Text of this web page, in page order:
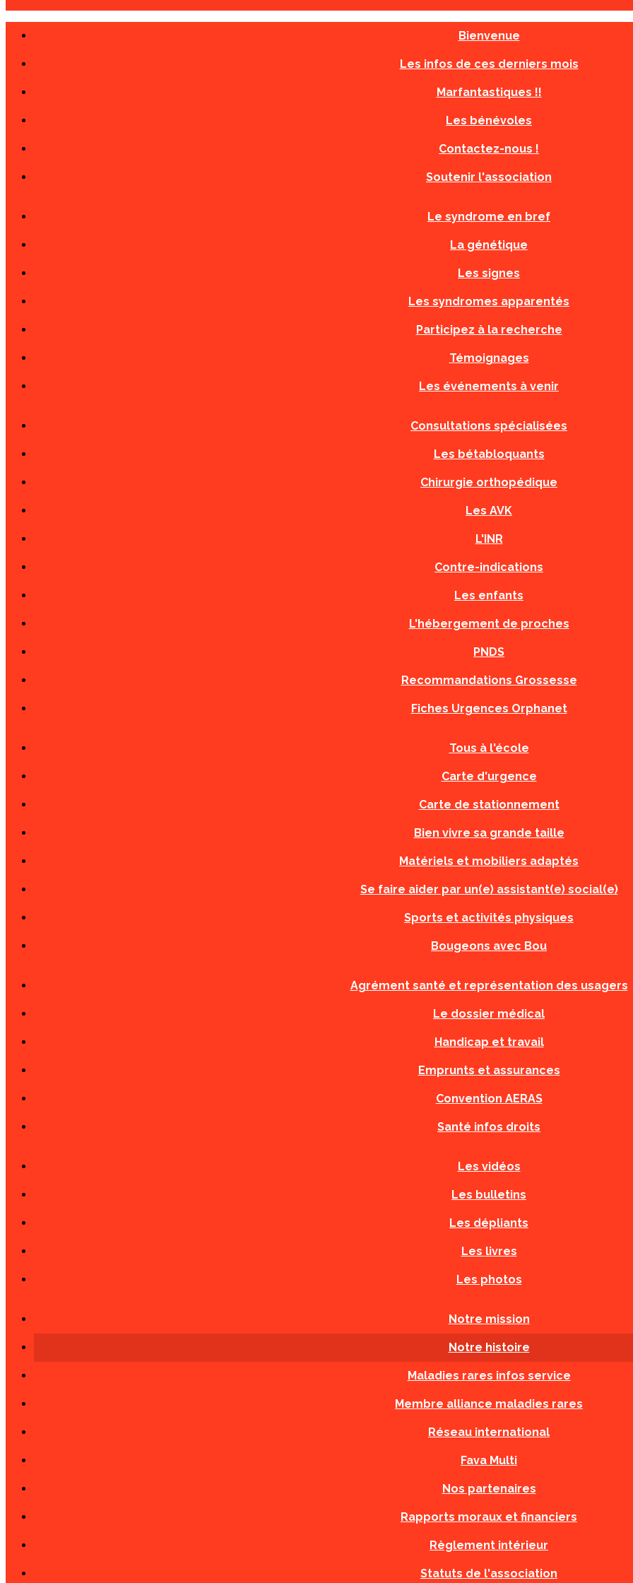
Bienvenue
Les infos de ces derniers mois
Marfantastiques !!
Les bénévoles
Contactez-nous !
Soutenir l'association
Le syndrome en bref
La génétique
Les signes
Les syndromes apparentés
Participez à la recherche
Témoignages
Les événements à venir
Consultations spécialisées
Les bétabloquants
Chirurgie orthopédique
Les AVK
L'INR
Contre-indications
Les enfants
L'hébergement de proches
PNDS
Recommandations Grossesse
Fiches Urgences Orphanet
Tous à l'école
Carte d'urgence
Carte de stationnement
Bien vivre sa grande taille
Matériels et mobiliers adaptés
Se faire aider par un(e) assistant(e) social(e)
Sports et activités physiques
Bougeons avec Bou
Agrément santé et représentation des usagers
Le dossier médical
Handicap et travail
Emprunts et assurances
Convention AERAS
Santé infos droits
Les vidéos
Les bulletins
Les dépliants
Les livres
Les photos
Notre mission
Notre histoire
Maladies rares infos service
Membre alliance maladies rares
Réseau international
Fava Multi
Nos partenaires
Rapports moraux et financiers
Règlement intérieur
Statuts de l'association